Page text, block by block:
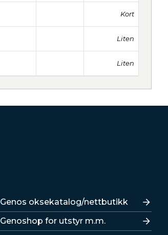
Kort
Liten
Liten
Lenker
Genos oksekatalog/nettbutikk
Genoshop for utstyr m.m.